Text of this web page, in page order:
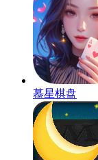
慕星棋盘